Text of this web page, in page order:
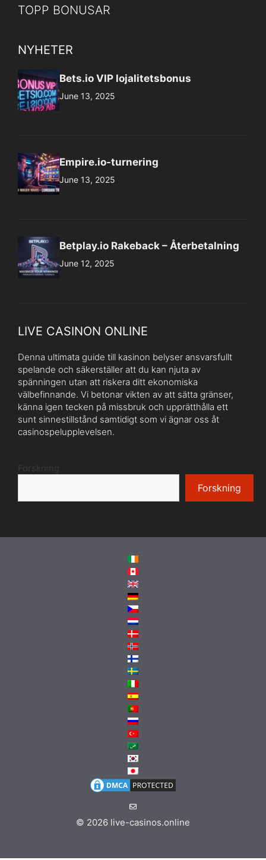
TOPP BONUSAR
NYHETER
Bets.io VIP lojalitetsbonus
June 13, 2025
Empire.io-turnering
June 13, 2025
Betplay.io Rakeback – Återbetalning
June 12, 2025
LIVE CASINON ONLINE
Denna ultimata guide till kasinon belyser ansvarsfullt
spelande och säkerställer att du kan njuta av
spänningen utan att riskera ditt ekonomiska
välbefinnande. Vi betonar vikten av att sätta gränser,
känna igen tecken på missbruk och upprätthålla ett
sunt sinnestillstånd samtidigt som vi ägnar oss åt
casinospelupplevelsen.
Forskning
Forskning
© 2026 live-casinos.online